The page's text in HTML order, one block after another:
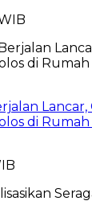
Lancar,
di